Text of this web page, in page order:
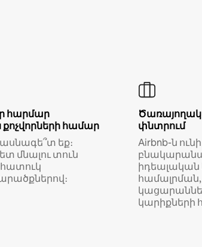
հարմար
համար
եք։
մնալու տուն
փնտրում
Airbnb-ն
իդեալական
կարիքների